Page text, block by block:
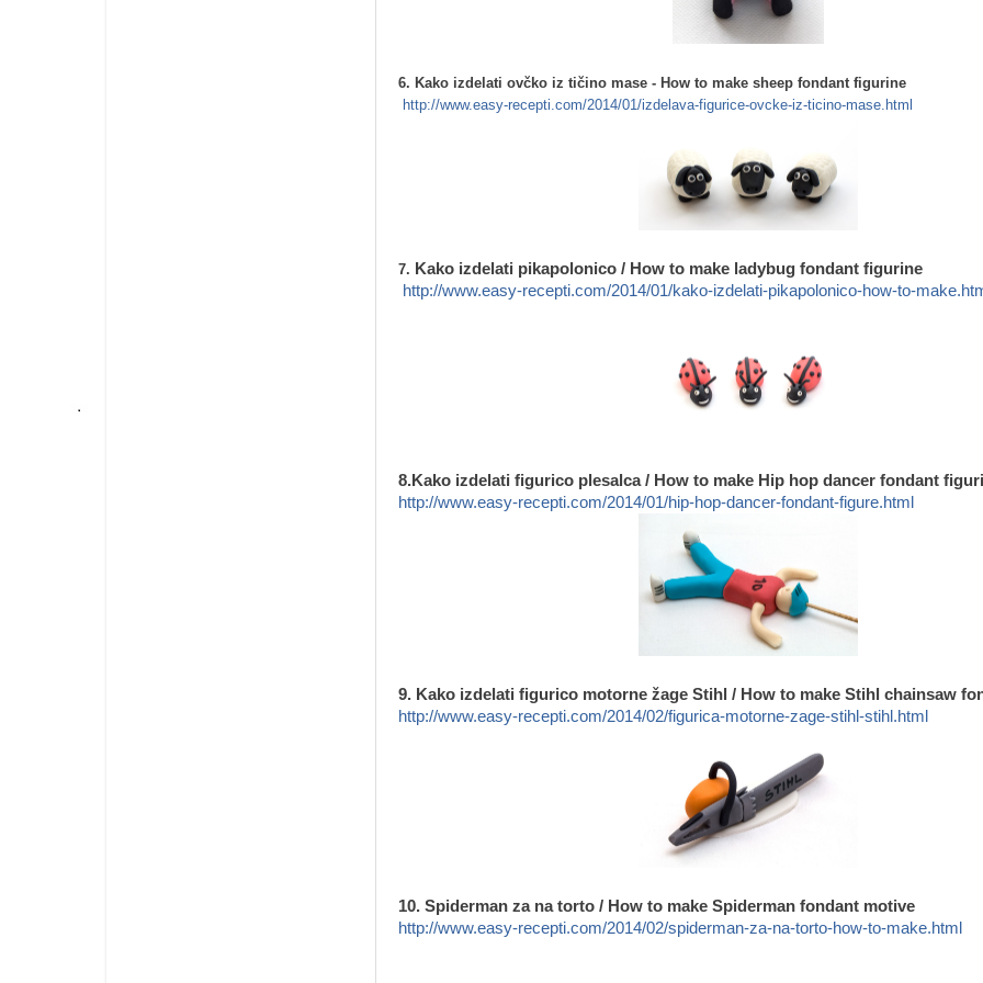
6. Kako izdelati ovčko iz tičino mase - How to make sheep fondant figurine
http://www.easy-recepti.com/2014/01/izdelava-figurice-ovcke-iz-ticino-mase.html
7. Kako izdelati pikapolonico / How to make ladybug fondant figurine
http://www.easy-recepti.com/2014/01/kako-izdelati-pikapolonico-how-to-
8.Kako izdelati figurico plesalca / How to make Hip hop dancer fondant
http://www.easy-recepti.com/2014/01/hip-hop-dancer-fondant-figure.html
9. Kako izdelati figurico motorne žage Stihl / How to make Stihl chainsaw
http://www.easy-recepti.com/2014/02/figurica-motorne-zage-stihl-stihl.html
10. Spiderman za na torto / How to make Spiderman fondant motive
http://www.easy-recepti.com/2014/02/spiderman-za-na-torto-how-to-make.html